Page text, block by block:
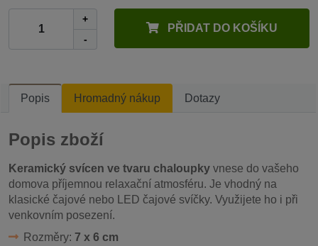
+
-
PŘIDAT DO KOŠÍKU
Popis Hromadný nákup Dotazy
Popis zboží
Keramický svícen ve tvaru chaloupky vnese do vašeho
domova příjemnou relaxační atmosféru. Je vhodný na
klasické čajové nebo LED čajové svíčky. Využijete ho i při
venkovním posezení.
Rozměry: 7 x 6 cm